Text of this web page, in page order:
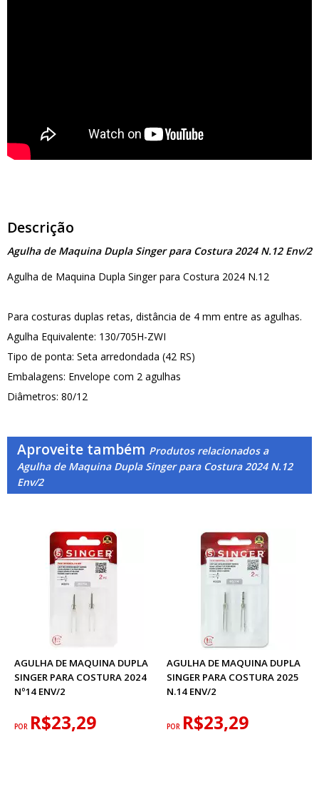
Descrição
Agulha de Maquina Dupla Singer para Costura 2024 N.12 Env/2
Agulha de Maquina Dupla Singer para Costura 2024 N.12
Para costuras duplas retas, distância de 4 mm entre as agulhas.
Agulha Equivalente: 130/705H-ZWI
Tipo de ponta: Seta arredondada (42 RS)
Embalagens: Envelope com 2 agulhas
Diâmetros: 80/12
Aproveite também Produtos relacionados a
Agulha de Maquina Dupla Singer para Costura 2024 N.12
Env/2
AGULHA DE MAQUINA DUPLA
SINGER PARA COSTURA 2024
Nº14 ENV/2
POR R$23,29
AGULHA DE MAQUINA DUPLA
SINGER PARA COSTURA 2025
N.14 ENV/2
POR R$23,29